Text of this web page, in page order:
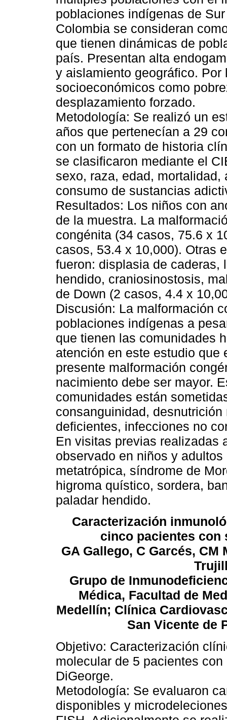
poblaciones indígenas de
Colombia se consideran
que tienen dinámicas de
país. Presentan alta
y aislamiento geográfico.
socioeconómicos como
desplazamiento forzado.
Metodología: Se realizó un
años que pertenecían a 29
con un formato de historia
se clasificaron mediante el
sexo, raza, edad,
consumo de sustancias
Resultados: Los niños con
de la muestra. La
congénita (34 casos, 75.6 x
casos, 53.4 x 10,000). Otras
fueron: displasia de caderas,
hendido, craniosinostosis,
de Down (2 casos, 4.4 x
Discusión: La malformación
poblaciones indígenas a
que tienen las comunidades
atención en este estudio que
presente malformación
nacimiento debe ser mayor.
comunidades están
consanguinidad,
deficientes, infecciones no
En visitas previas realizadas
observado en niños y
metatrópica, síndrome de
higroma quístico, sordera,
paladar hendido.
Caracterización
cinco pacientes con
GA Gallego, C Garcés,
Grupo de
Médica, Facultad de
Medellín; Clínica
San Vicente de
Objetivo: Caracterización
molecular de 5 pacientes
DiGeorge.
Metodología: Se evaluaron
disponibles y